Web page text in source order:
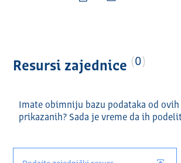
Датум одлуке/решења
Година
Resursi zajednice 0
Imate obimniju bazu podataka od ovih
prikazanih? Sada je vreme da ih